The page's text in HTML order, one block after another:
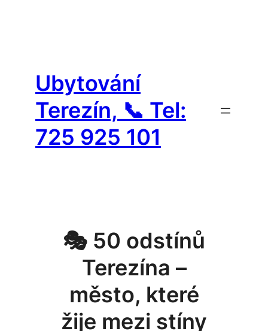
obsah
Ubytování
Terezín, 📞 Tel:
725 925 101
🎭 50 odstínů
Terezína –
město, které
žije mezi stíny